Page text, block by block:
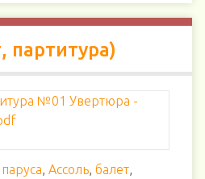
партитура)
, Ассоль, балет,